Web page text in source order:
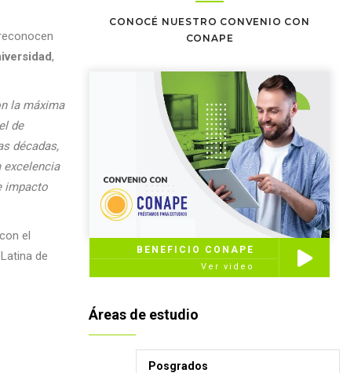
,
la máxima
de
décadas,
excelencia
impacto
el
de
CONOCÉ NUESTRO CONVENIO CON
CONAPE
BENEFICIO CONAPE
Ver video
Áreas de estudio
Posgrados